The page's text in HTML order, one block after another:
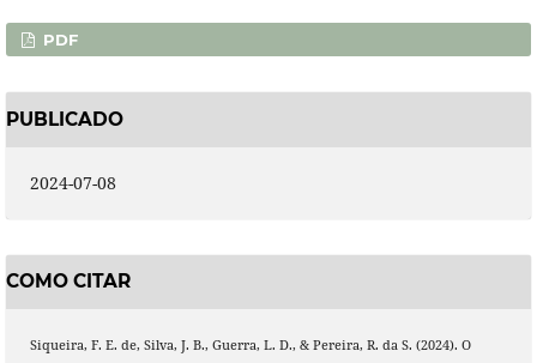
PDF
PUBLICADO
2024-07-08
COMO CITAR
Siqueira, F. E. de, Silva, J. B., Guerra, L. D., & Pereira, R. da S. (2024). O